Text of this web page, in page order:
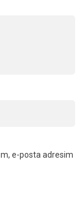
e-posta adresim